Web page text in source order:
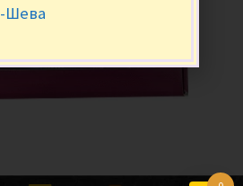
Шева